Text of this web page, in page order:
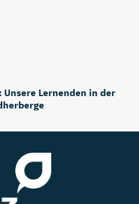
Lernenden in der